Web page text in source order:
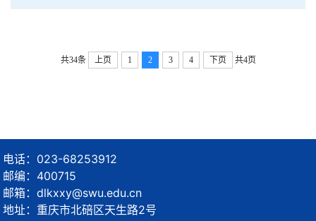
共34条 上页 1 2 3 4 下页 共4页
电话：023-68253912
邮编：400715
邮箱：dlkxxy@swu.edu.cn
地址：重庆市北碚区天生路2号